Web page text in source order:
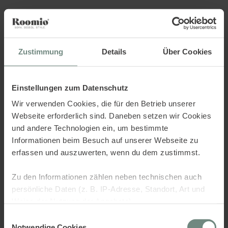
Zustimmung Details Über Cookies
Einstellungen zum Datenschutz
Wir verwenden Cookies, die für den Betrieb unserer
Webseite erforderlich sind. Daneben setzen wir Cookies
und andere Technologien ein, um bestimmte
Informationen beim Besuch auf unserer Webseite zu
erfassen und auszuwerten, wenn du dem zustimmst.
Zu den Informationen zählen neben technischen auch
persönliche Daten (z. B. IP-Adresse, Standort, Art und
Dies dient verschiedenen Zwecken: Statistik Cookies
Sorry.. there was an error,
check the console.